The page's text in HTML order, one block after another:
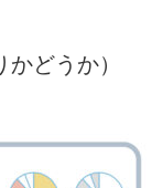
どうか）